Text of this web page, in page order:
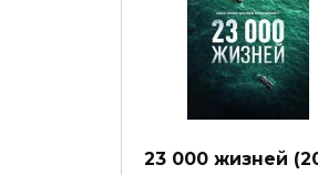
23 000 жизней